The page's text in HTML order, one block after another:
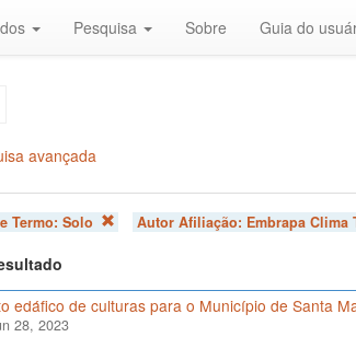
Pesquisa Sobre Guia do
avançada
Termo: Solo Autor Afiliação: Embrapa Clima
edáfico de culturas para o Município de Santa
28, 2023